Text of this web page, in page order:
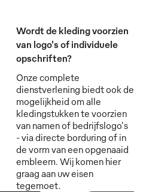
Wordt de kleding voorzien
van logo's of individuele
opschriften?
Onze complete
dienstverlening biedt ook de
mogelijkheid om alle
kledingstukken te voorzien
van namen of bedrijfslogo's
- via directe borduring of in
de vorm van een opgenaaid
embleem. Wij komen hier
graag aan uw eisen
tegemoet.